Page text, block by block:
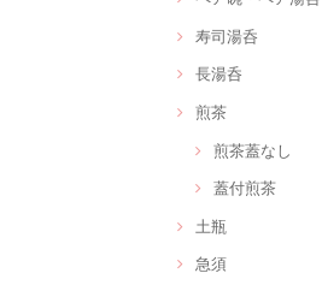
寿司湯呑
長湯呑
煎茶
煎茶蓋なし
蓋付煎茶
土瓶
急須